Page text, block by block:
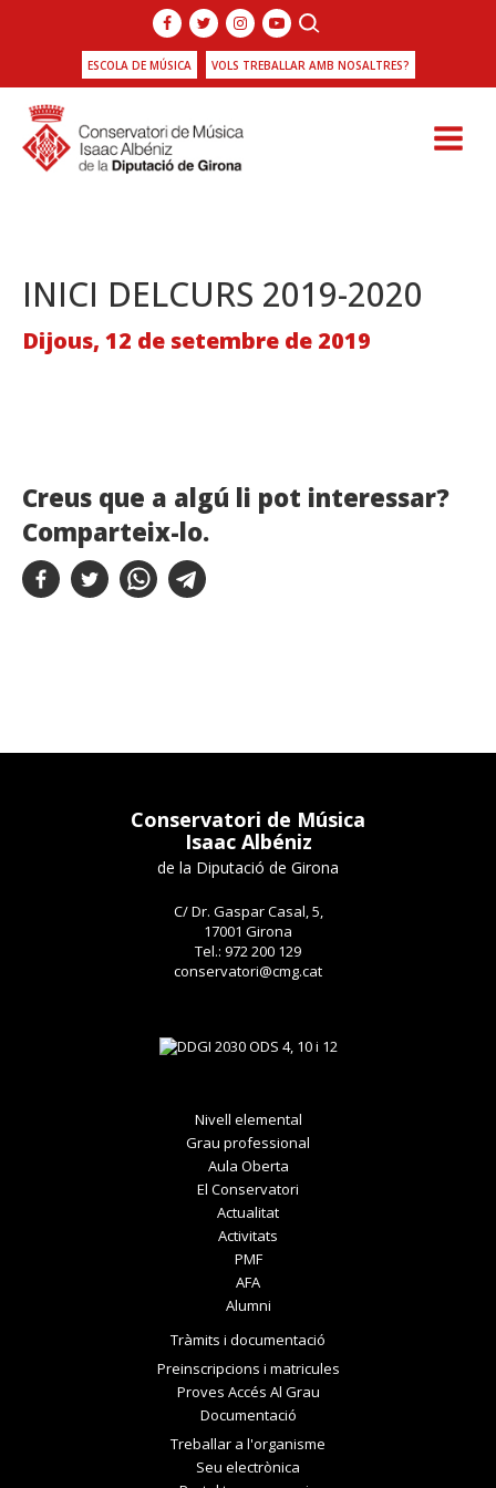
ESCOLA DE MÚSICA VOLS TREBALLAR AMB NOSALTRES?
INICI DELCURS 2019-2020
Dijous, 12 de setembre de 2019
Creus que a algú li pot interessar?
Comparteix-lo.
Conservatori de Música
Isaac Albéniz
de la Diputació de Girona
C/ Dr. Gaspar Casal, 5,
17001 Girona
Tel.: 972 200 129
conservatori@cmg.cat
Nivell elemental
Grau professional
Aula Oberta
El Conservatori
Actualitat
Activitats
PMF
AFA
Alumni
Tràmits i documentació
Preinscripcions i matricules
Proves Accés Al Grau
Documentació
Treballar a l'organisme
Seu electrònica